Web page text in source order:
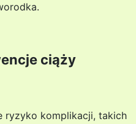
ciąży
ryzyko komplikacji, takich